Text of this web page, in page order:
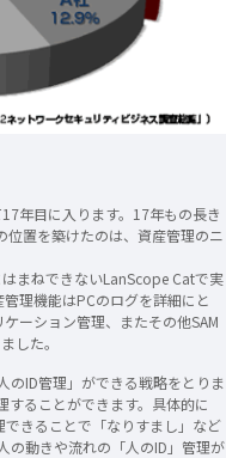
年目に入ります。17年もの長き
位置を築けたのは、資産管理のニ
まねできないLanScope Catで実
理機能はPCのログを詳細にと
ーション管理、またその他SAM
した。
のID管理」ができる戦略をとりま
することができます。具体的に
きることで「なりすまし」など
の動きや流れの「人のID」管理が